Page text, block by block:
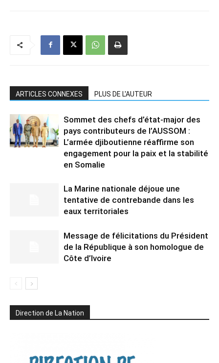
ARTICLES CONNEXES PLUS DE L'AUTEUR
Sommet des chefs d’état-major des
pays contributeurs de l’AUSSOM :
L’armée djiboutienne réaffirme son
engagement pour la paix et la stabilité
en Somalie
La Marine nationale déjoue une
tentative de contrebande dans les
eaux territoriales
Message de félicitations du Président
de la République à son homologue de
Côte d’Ivoire
Direction de La Nation